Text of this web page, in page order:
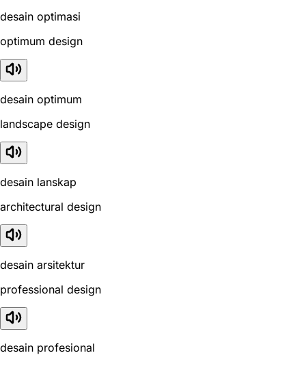
desain optimasi
optimum design
desain optimum
landscape design
desain lanskap
architectural design
desain arsitektur
professional design
desain profesional